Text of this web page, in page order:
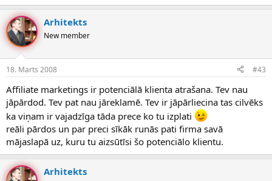
Arhitekts
New member
18. Marts 2008 #43
Affiliate marketings ir potenciālā klienta atrašana. Tev nau
jāpārdod. Tev pat nau jāreklamē. Tev ir jāpārliecina tas cilvēks
ka viņam ir vajadzīga tāda prece ko tu izplati
reāli pārdos un par preci sīkāk runās pati firma savā
mājaslapā uz, kuru tu aizsūtīsi šo potenciālo klientu.
Arhitekts